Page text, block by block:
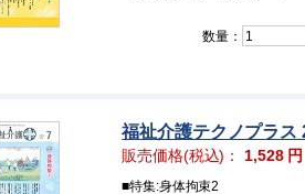
数量：
福祉介護テクノプラス
販売価格(税込)： 1,528円
■特集:身体拘束2